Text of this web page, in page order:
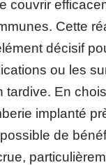
couvrir
Cette
décisif
ou les
tardive. En
implanté
de